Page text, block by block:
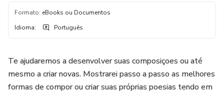
Formato: eBooks ou Documentos
Idioma: Português
Te ajudaremos a desenvolver suas composiçoes ou até
mesmo a criar novas. Mostrarei passo a passo as melhores
formas de compor ou criar suas próprias poesias tendo em